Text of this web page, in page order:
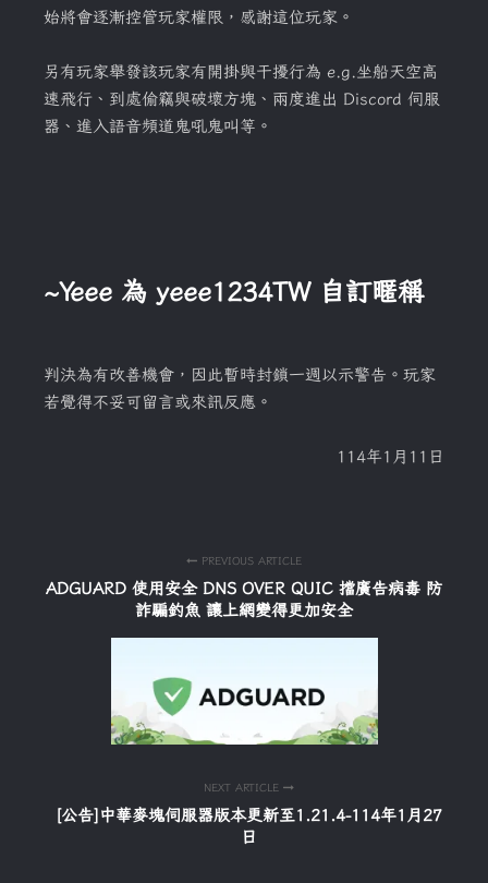
始將會逐漸控管玩家權限，感謝這位玩家。
另有玩家舉發該玩家有開掛與干擾行為 e.g.坐船天空高
速飛行、到處偷竊與破壞方塊、兩度進出 Discord 伺服
器、進入語音頻道鬼吼鬼叫等。
~Yeee 為 yeee1234TW 自訂暱稱
判決為有改善機會，因此暫時封鎖一週以示警告。玩家
若覺得不妥可留言或來訊反應。
114年1月11日
PREVIOUS ARTICLE
ADGUARD 使用安全 DNS OVER QUIC 擋廣告病毒 防
詐騙釣魚 讓上網變得更加安全
NEXT ARTICLE
[公告]中華麥塊伺服器版本更新至1.21.4-114年1月27
日